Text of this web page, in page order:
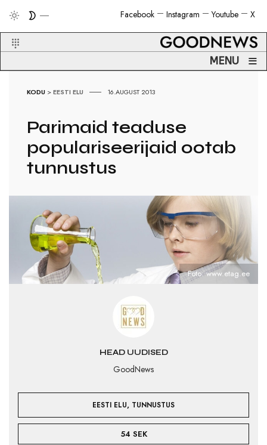
X
Youtube
Instagram
Facebook
MENU ≡
KODU >EESTI ELU 16.AUGUST 2013
Parimaid teaduse
populariseerijaid ootab
tunnustus
HEAD UUDISED
GoodNews
EESTI ELU, TUNNUSTUS
54 SEK
Foto: www.etag.ee